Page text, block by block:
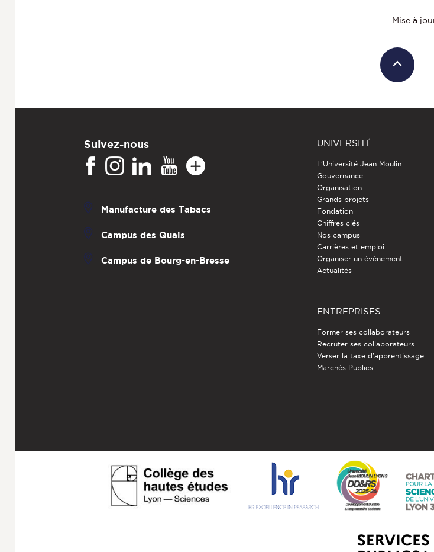
Mise à
Suivez-nous
Manufacture des Tabacs
Campus des Quais
Campus de Bourg-en-Bresse
UNIVERSITÉ
L'Université Jean Moulin
Gouvernance
Organisation
Grands projets
Fondation
Chiffres clés
Nos campus
Carrières et emploi
Organiser un événement
Actualités
ENTREPRISES
Former ses collaborateurs
Recruter ses collaborateurs
Verser la taxe d'apprentissage
Marchés Publics